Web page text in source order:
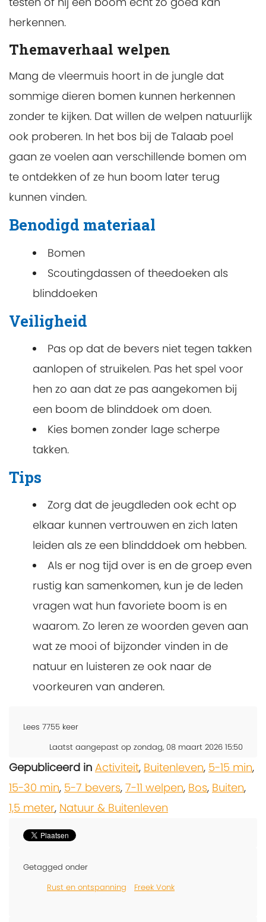
herkennen.
Themaverhaal welpen
Mang de vleermuis hoort in de jungle dat
sommige dieren bomen kunnen herkennen
zonder te kijken. Dat willen de welpen natuurlijk
ook proberen. In het bos bij de Talaab poel
gaan ze voelen aan verschillende bomen om
te ontdekken of ze hun boom later terug
kunnen vinden.
Benodigd materiaal
Bomen
Scoutingdassen of theedoeken als
blinddoeken
Veiligheid
Pas op dat de bevers niet tegen takken
aanlopen of struikelen. Pas het spel voor
hen zo aan dat ze pas aangekomen bij
een boom de blinddoek om doen.
Kies bomen zonder lage scherpe
takken.
Tips
Zorg dat de jeugdleden ook echt op
elkaar kunnen vertrouwen en zich laten
leiden als ze een blindddoek om hebben.
Als er nog tijd over is en de groep even
rustig kan samenkomen, kun je de leden
vragen wat hun favoriete boom is en
waarom. Zo leren ze woorden geven aan
wat ze mooi of bijzonder vinden in de
natuur en luisteren ze ook naar de
voorkeuren van anderen.
Lees 7755 keer
Laatst aangepast op zondag, 08 maart 2026 15:50
Gepubliceerd in Activiteit, Buitenleven, 5-15 min,
15-30 min, 5-7 bevers, 7-11 welpen, Bos, Buiten,
1,5 meter, Natuur & Buitenleven
Getagged onder
Rust en ontspanning
Freek Vonk